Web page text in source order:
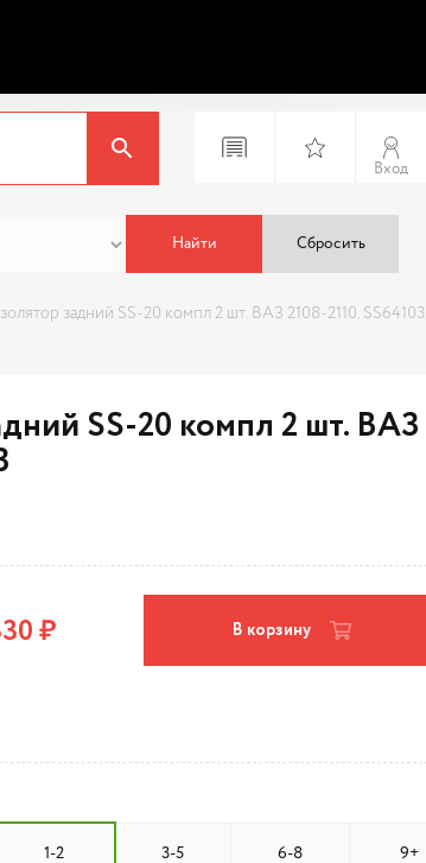
Вход
Найти Сбросить
задний SS-20 компл 2 шт. ВАЗ 2108-2110. SS64103
SS-20 компл 2 шт. ВАЗ
₽ В корзину
1-2 3-5 6-8 9+